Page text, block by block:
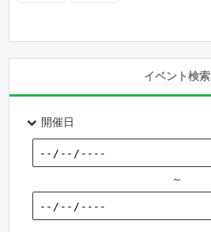
イベント検索
開催日
～